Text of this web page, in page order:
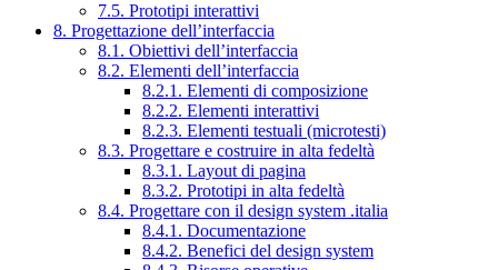
7.5. Prototipi interattivi
8. Progettazione dell’interfaccia
8.1. Obiettivi dell’interfaccia
8.2. Elementi dell’interfaccia
8.2.1. Elementi di composizione
8.2.2. Elementi interattivi
8.2.3. Elementi testuali (microtesti)
8.3. Progettare e costruire in alta fedeltà
8.3.1. Layout di pagina
8.3.2. Prototipi in alta fedeltà
8.4. Progettare con il design system .italia
8.4.1. Documentazione
8.4.2. Benefici del design system